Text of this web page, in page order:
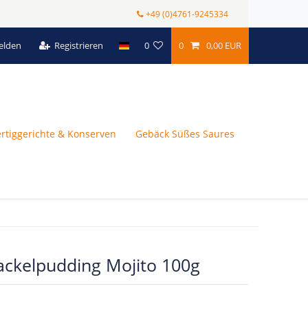
+49 (0)4761-9245334
Registrieren 0 0 0,00 EUR
& Konserven Gebäck Süßes Saures
Mojito 100g